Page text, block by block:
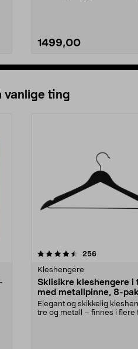
1499,00
vanlige ting
256anmeldelser
Kleshengere
Sklisikre kleshengere i
med metallpinne, 8-
Elegant og skikkelig
tre og metall – finnes i flere
4.5av 5 stjerner